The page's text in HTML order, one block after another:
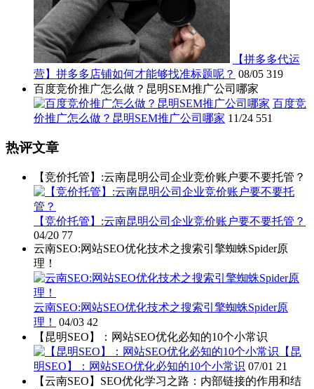
【拼多多代运
营】拼多多店铺如何才能够找准标题呢？ 08/05 319
百度竞价推广怎么做？昆明SEM推广公司哪家
百度竞
价推广怎么做？昆明SEM推广公司哪家 11/24 551
热评文章
【竞价托管】:云南昆明公司企业竞价账户要不要托管？
【竞价托管】:云南昆明公司企业竞价账户要不要托管？
04/20 77
云南SEO:网站SEO优化技术之搜索引擎蜘蛛Spider原
理！
云南SEO:网站SEO优化技术之搜索引擎蜘蛛Spider原
理！
04/03 42
【昆明SEO】：网站SEO优化必知的10个小常识
【昆
明SEO】：网站SEO优化必知的10个小常识 07/01 21
【云南SEO】SEO优化学习之路：内部链接的作用和结